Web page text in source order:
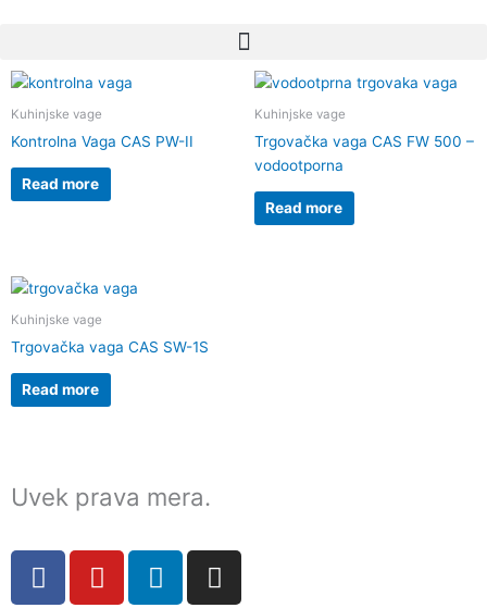
Kuhinjske vage
Kontrolna Vaga CAS PW-II
Read more
Kuhinjske vage
Trgovačka vaga CAS FW 500 –
vodootporna
Read more
Kuhinjske vage
Trgovačka vaga CAS SW-1S
Read more
Uvek prava mera.
F
a
Y
o
L
i
I
n